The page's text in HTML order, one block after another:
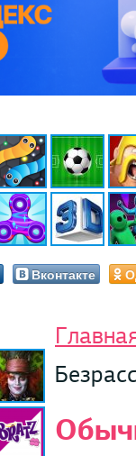
Вконтакте